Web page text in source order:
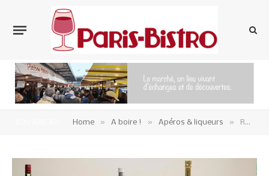
Home » A boire ! » Apéros & liqueurs » Résultat record pour Pernod-Ricard